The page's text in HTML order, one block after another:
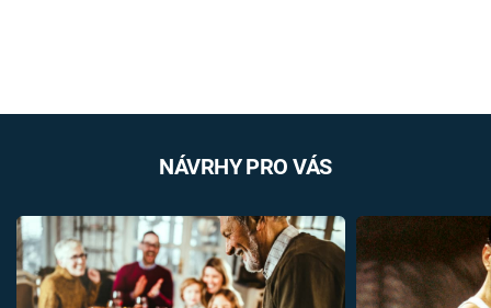
NÁVRHY PRO VÁS